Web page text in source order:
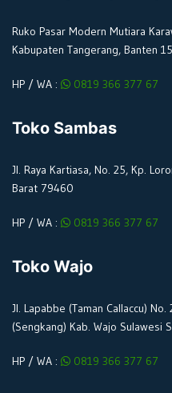
Ruko Pasar Modern Mutiara
Kabupaten Tangerang, Banten
HP / WA : 0819 366 377 67
Toko Sambas
Jl. Raya Kartiasa, No. 25, Kp.
Barat 79460
HP / WA : 0819 366 377 67
Toko Wajo
Jl. Lapabbe (Taman Callaccu)
(Sengkang) Kab. Wajo Sulawesi
HP / WA : 0819 366 377 67